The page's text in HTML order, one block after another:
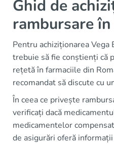
Ghid de
rambursare
Pentru achiziționarea Vega
trebuie să fie conștienți că
rețetă în farmaciile din
recomandat să discute cu
În ceea ce privește
verificați dacă
medicamentelor
de asigurări oferă